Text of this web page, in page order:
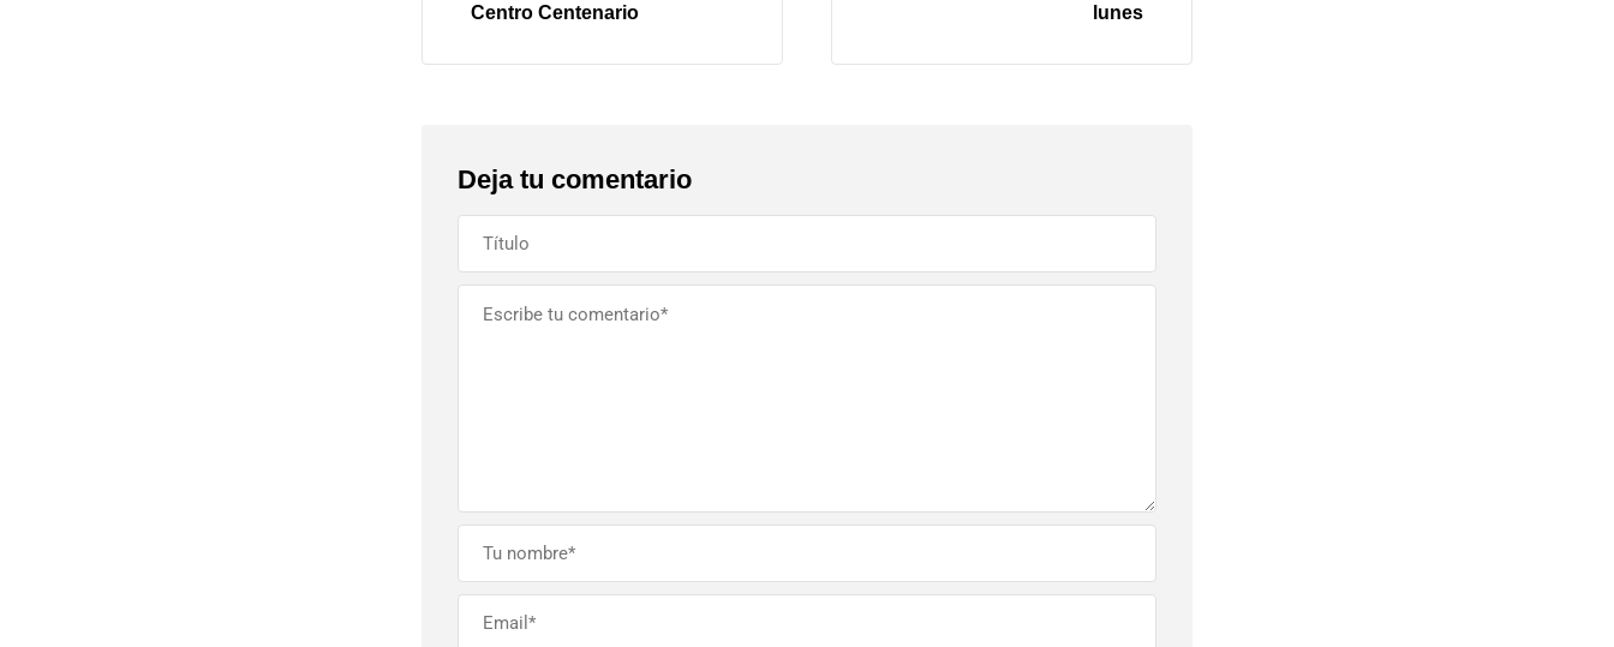
Centro Centenario
lunes
Deja tu comentario